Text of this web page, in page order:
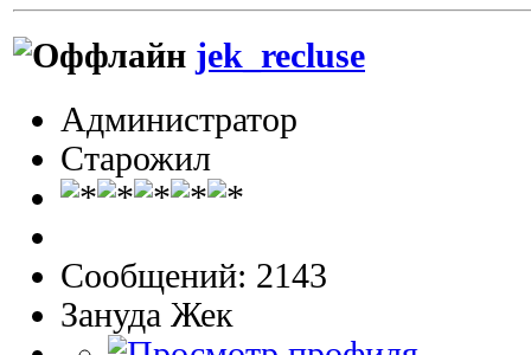
jek_recluse
Администратор
Старожил
Сообщений: 2143
Зануда Жек